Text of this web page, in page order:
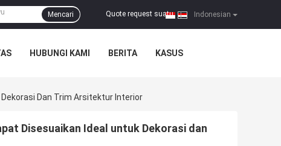
Indonesian
Quote request suatu |
Mencari
HUBUNGI KAMI BERITA KASUS
Dekorasi Dan Trim Arsitektur Interior
Disesuaikan Ideal untuk Dekorasi dan